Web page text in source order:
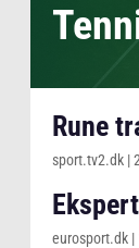
Rune
sport.tv2.dk|
eurosport.dk|